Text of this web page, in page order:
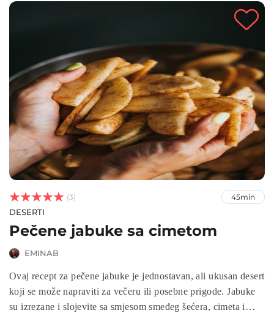


 (3) 45min
DESERTI
Pečene jabuke sa cimetom
EMINAB
Ovaj recept za pečene jabuke je jednostavan, ali ukusan desert
koji se može napraviti za večeru ili posebne prigode. Jabuke
su izrezane i slojevite sa smjesom smeđeg šećera, cimeta i